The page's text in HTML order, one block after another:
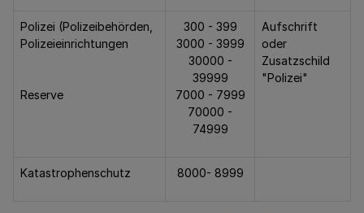
Polizei (Polizeibehörden,
Polizeieinrichtungen
Reserve
300 - 399
3000 - 3999
30000 -
39999
7000 - 7999
70000 -
74999
Aufschrift
oder
Zusatzschild
"Polizei"
Katastrophenschutz 8000- 8999